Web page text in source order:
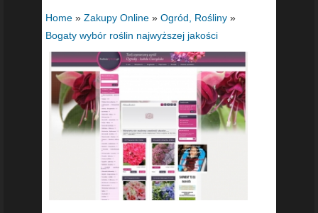
Home » Zakupy Online » Ogród, Rośliny »
Bogaty wybór roślin najwyższej jakości